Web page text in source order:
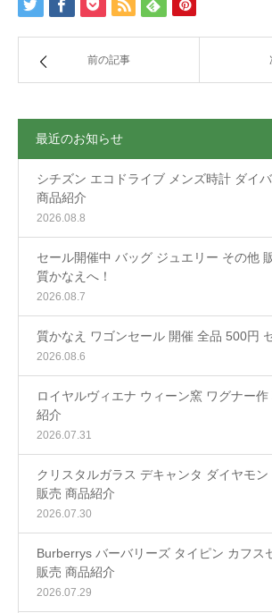
前の記事
最近のお知らせ
シチズン エコドライブ メンズ時計 ダイ
商品紹介
2026.08.8
セール開催中 バッグ ジュエリー その他
質かなえへ！
2026.08.7
質かなえ ワゴンセール 開催 全品 500円
2026.08.6
ロイヤルヴィエナ ウィーン窯 ワグナー
紹介
2026.07.31
クリスタルガラス デキャンタ ダイヤモ
販売 商品紹介
2026.07.30
Burberrys バーバリーズ タイピン カフス
販売 商品紹介
2026.07.29